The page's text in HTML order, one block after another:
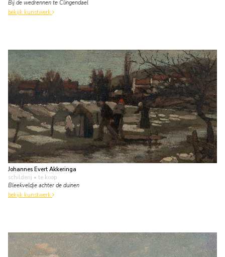
Bij de wedrennen te Clingendael
bekijk kunstwerk
Johannes Evert Akkeringa
schilderij • te koop
Bleekveldje achter de duinen
bekijk kunstwerk